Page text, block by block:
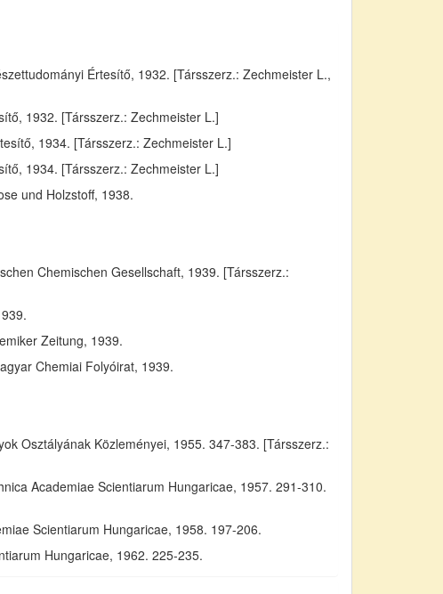
Értesítő, 1932. [Társszerz.: Zechmeister L.,
1932. [Társszerz.: Zechmeister L.]
1934. [Társszerz.: Zechmeister L.]
1934. [Társszerz.: Zechmeister L.]
und Holzstoff, 1938.
Chemischen Gesellschaft, 1939. [Társszerz.:
Zeitung, 1939.
Chemiai Folyóirat, 1939.
Osztályának Közleményei, 1955. 347-383. [Társszerz.:
Academiae Scientiarum Hungaricae, 1957. 291-310.
Scientiarum Hungaricae, 1958. 197-206.
Hungaricae, 1962. 225-235.